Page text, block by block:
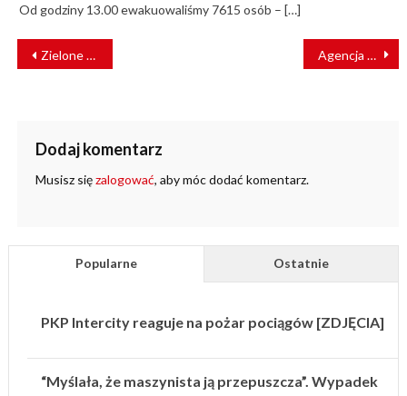
Od godziny 13.00 ewakuowaliśmy 7615 osób – […]
NAWIGACJA
WPISU
Zielone światło dla zielonej kolei Agencja Kolejowa Unii Europejskiej zmienia opłaty
Dodaj komentarz
Musisz sięzalogować, aby móc dodać komentarz.
Popularne Ostatnie
PKP Intercity reaguje na pożar pociągów [ZDJĘCIA]
“Myślała, że maszynista ją przepuszcza”. Wypadek